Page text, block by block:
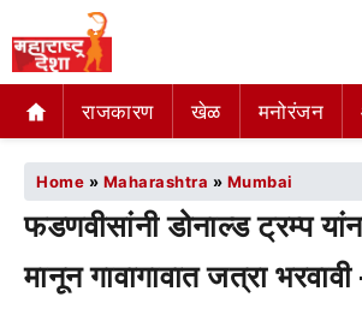
राजकारण खेळ मनोरंजन
Home » Maharashtra » Mumbai
फडणवीसांनी डोनाल्ड ट्रम्प
मानून गावागावात जत्रा